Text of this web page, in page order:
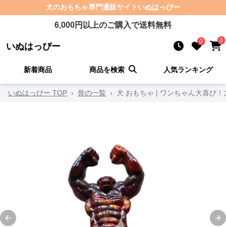
犬のおもちゃ専門通販サイト いぬはっぴー
6,000円以上のご購入で送料無料
いぬはっぴー 0 0
新着商品 商品を検索 人気ランキング
いぬはっぴー TOP › 骨の一覧 › 犬 おもちゃ | ワンちゃん大喜び！
Previous slide